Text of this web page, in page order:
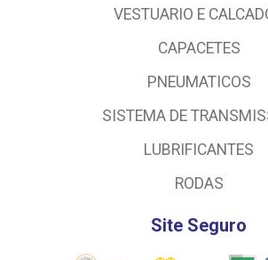
VESTUARIO E
CAPACETES
PNEUMATICOS
SISTEMA DE
LUBRIFICANTES
RODAS
Site Seguro